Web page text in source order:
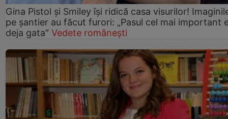
Gina Pistol și Smiley își ridică casa visurilor!
pe șantier au făcut furori: „Pasul cel mai important
deja gata” Vedete românești